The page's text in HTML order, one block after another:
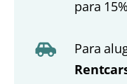
para
Para